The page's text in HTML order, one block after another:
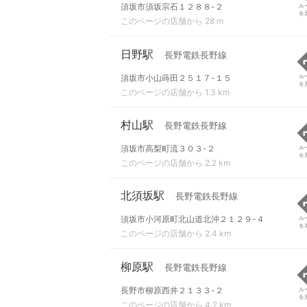
須坂市須坂宗石１２８８-２
このページの店舗から 28 m
ル
を
日野駅 長野電鉄長野線
須坂市小山蒔田２５１７-１５
このページの店舗から 1.3 km
ル
を
村山駅 長野電鉄長野線
須坂市高梨町流３０３-２
このページの店舗から 2.2 km
ル
を
北須坂駅 長野電鉄長野線
須坂市小河原町北山道北沖２１２９-４
このページの店舗から 2.4 km
ル
を
柳原駅 長野電鉄長野線
長野市柳原西井２１３３-２
このページの店舗から 4.2 km
ル
を